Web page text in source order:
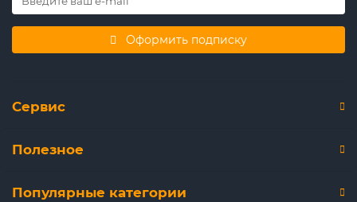
Оформить подписку
Сервис
Полезное
Популярные категории